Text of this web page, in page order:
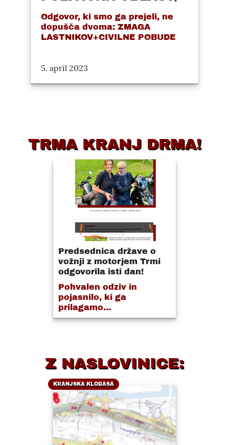
Odgovor, ki smo ga prejeli, ne
dopušča dvoma: ZMAGA
LASTNIKOV+CIVILNE POBUDE
5. april 2023
TRMA KRANJ DRMA!
Predsednica države o
vožnji z motorjem Trmi
odgovorila isti dan!
Pohvalen odziv in
pojasnilo, ki ga
prilagamo...
Z NASLOVINICE:
KRANJSKA KLOBASA